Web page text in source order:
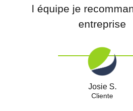
l équipe je
entreprise
Josie S.
Cliente